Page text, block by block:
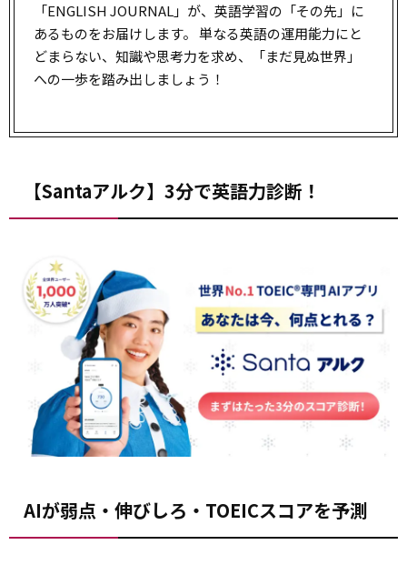
「ENGLISH JOURNAL」が、英語学習の「その先」に
あるものをお届けします。 単なる英語の運用能力にと
どまらない、知識や思考力を求め、「まだ見ぬ世界」
への一歩を踏み出しましょう！
【Santaアルク】3分で英語力診断！
AIが弱点・伸びしろ・TOEICスコアを予測